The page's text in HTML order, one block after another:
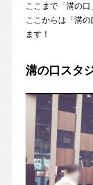
ここまで「溝の
ここからは「溝
ます！
溝の口スタ